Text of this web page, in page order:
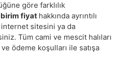
göre farklılık
birim fiyat hakkında ayrıntılı
internet sitesini ya da
Tüm cami ve mescit halıları
ödeme koşulları ile satışa